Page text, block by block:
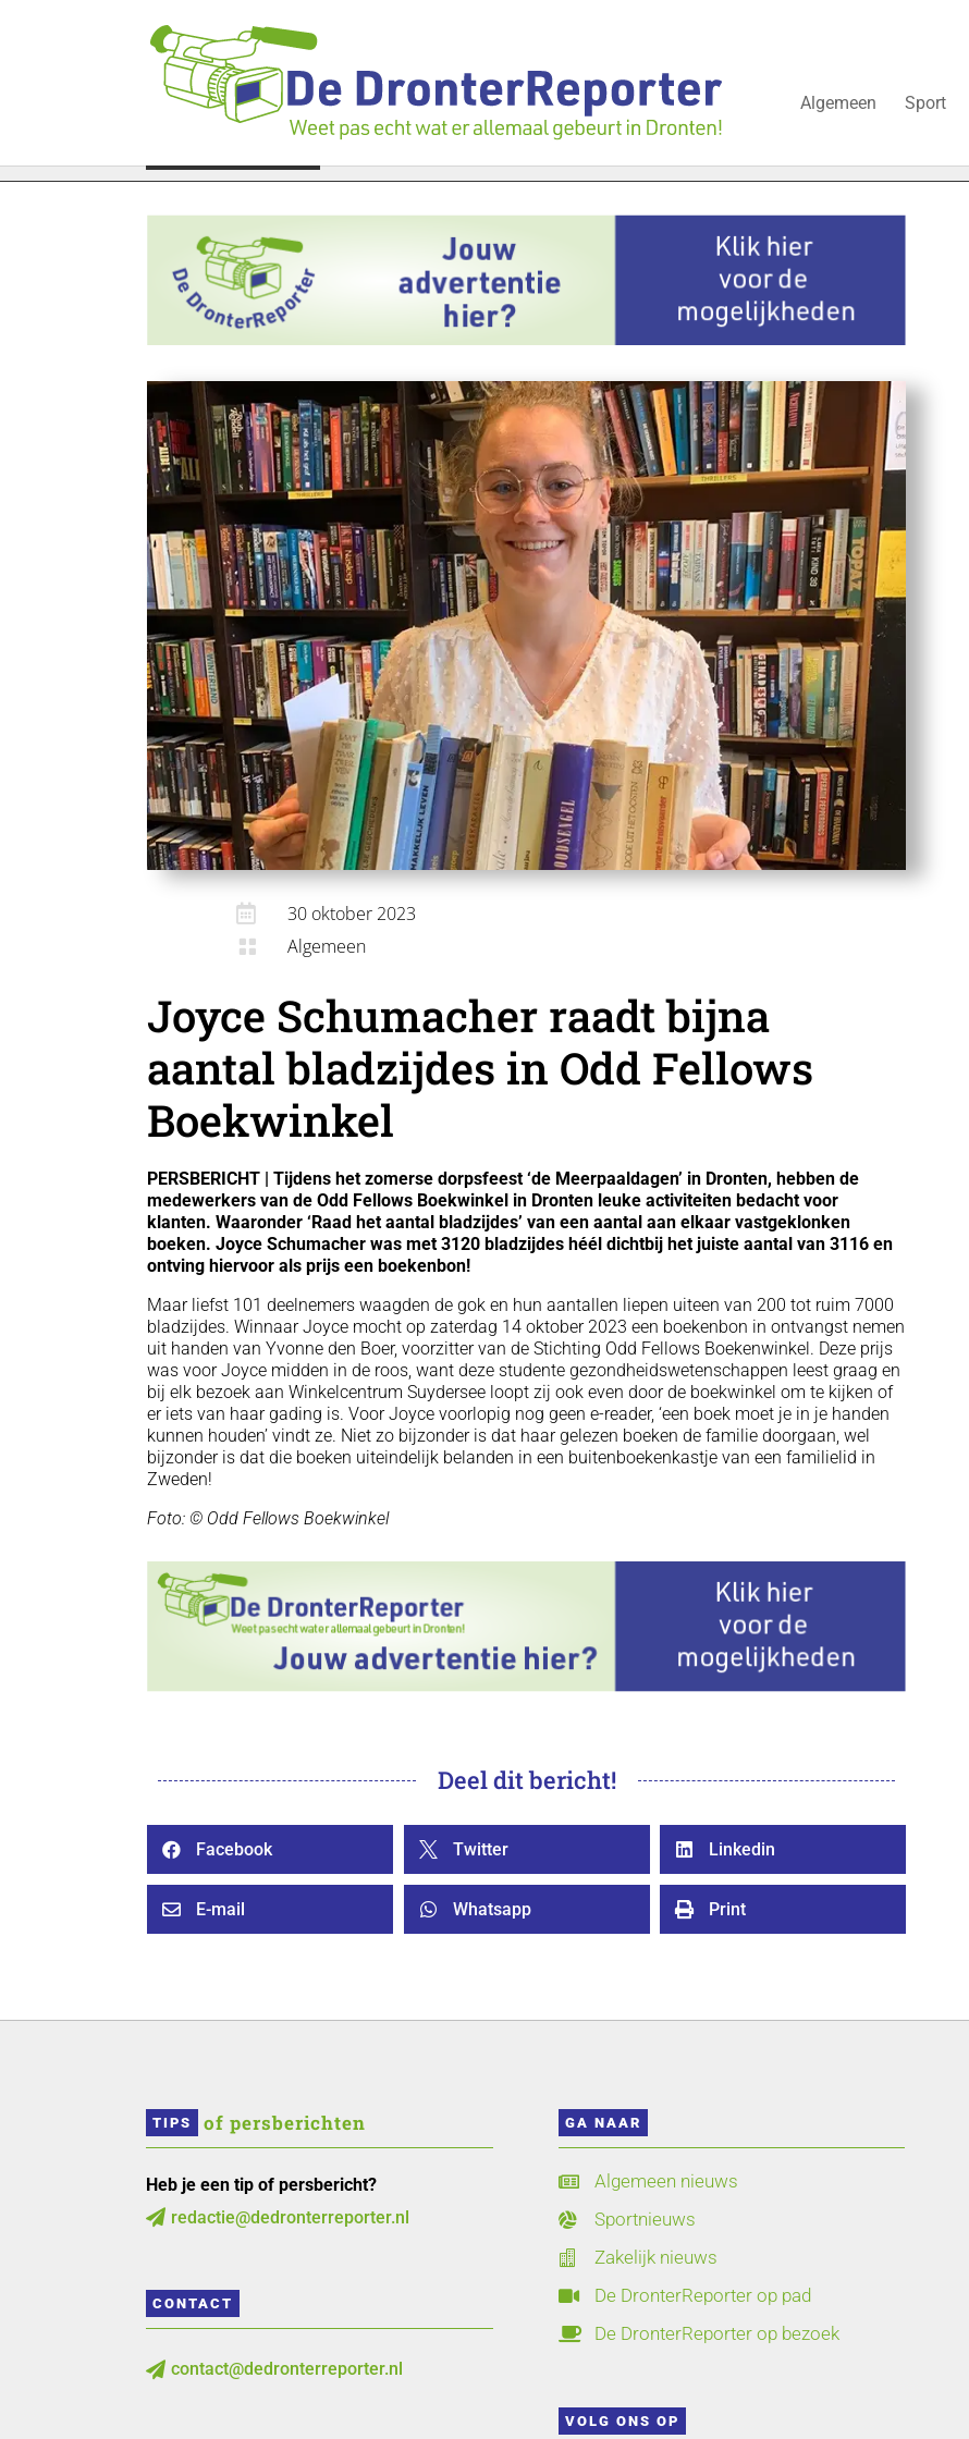
Algemeen Sport
 30 oktober 2023
 Algemeen
Joyce Schumacher raadt bijna
aantal bladzijdes in Odd Fellows
Boekwinkel
PERSBERICHT | Tijdens het zomerse dorpsfeest ‘de Meerpaaldagen’ in Dronten, hebben de
medewerkers van de Odd Fellows Boekwinkel in Dronten leuke activiteiten bedacht voor
klanten. Waaronder ‘Raad het aantal bladzijdes’ van een aantal aan elkaar vastgeklonken
boeken. Joyce Schumacher was met 3120 bladzijdes héél dichtbij het juiste aantal van 3116 en
ontving hiervoor als prijs een boekenbon!
Maar liefst 101 deelnemers waagden de gok en hun aantallen liepen uiteen van 200 tot ruim 7000
bladzijdes. Winnaar Joyce mocht op zaterdag 14 oktober 2023 een boekenbon in ontvangst nemen
uit handen van Yvonne den Boer, voorzitter van de Stichting Odd Fellows Boekenwinkel. Deze prijs
was voor Joyce midden in de roos, want deze studente gezondheidswetenschappen leest graag en
bij elk bezoek aan Winkelcentrum Suydersee loopt zij ook even door de boekwinkel om te kijken of
er iets van haar gading is. Voor Joyce voorlopig nog geen e-reader, ‘een boek moet je in je handen
kunnen houden’ vindt ze. Niet zo bijzonder is dat haar gelezen boeken de familie doorgaan, wel
bijzonder is dat die boeken uiteindelijk belanden in een buitenboekenkastje van een familielid in
Zweden!
Foto: © Odd Fellows Boekwinkel
Deel dit bericht!
 Facebook  Twitter  Linkedin
 E-mail  Whatsapp  Print
TIPS of persberichten
Heb je een tip of persbericht?
 redactie@dedronterreporter.nl
CONTACT
 contact@dedronterreporter.nl
GA NAAR
 Algemeen nieuws
 Sportnieuws
 Zakelijk nieuws
 De DronterReporter op pad
 De DronterReporter op bezoek
VOLG ONS OP